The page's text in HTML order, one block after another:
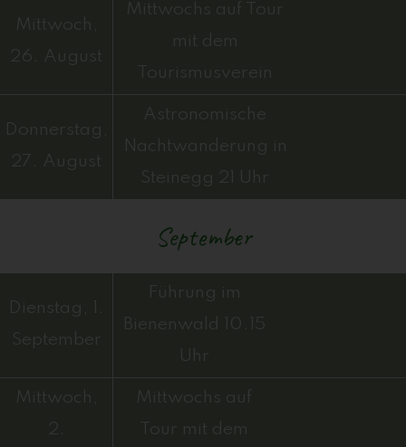
Mittwoch,
26. August
Mittwochs auf Tour
mit dem
Tourismusverein
Donnerstag,
27. August
Astronomische
Nachtwanderung in
Steinegg 21 Uhr
September
Dienstag, 1.
September
Führung im
Bienenwald 10.15
Uhr
Mittwoch,
2.
Mittwochs auf
Tour mit dem